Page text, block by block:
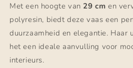
Met een hoogte van 29 cm en
polyresin, biedt deze vaas een
duurzaamheid en elegantie. Haar
het een ideale aanvulling voor
interieurs.